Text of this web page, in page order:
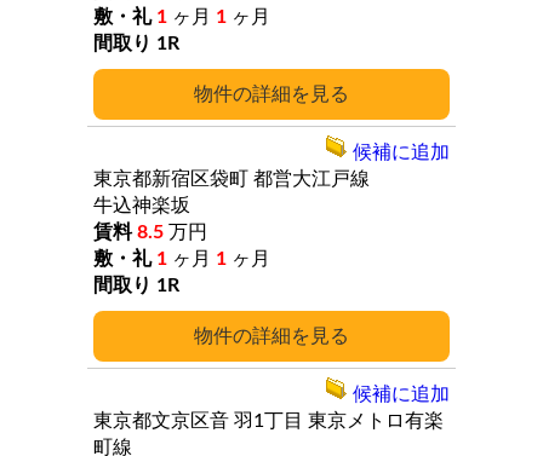
詳細
1 ヶ月 1 ヶ月
1R
詳細
東京都新宿区袋町 都営大江戸線
牛込神楽坂
8.5 万円
1 ヶ月 1 ヶ月
1R
候補に追加
東京都文京区音 羽1丁目 東京メトロ有楽
町線
候補に追加